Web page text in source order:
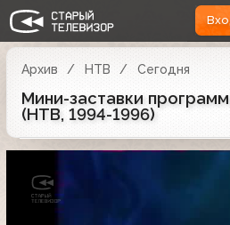
Архив НТВ Сегодня
Мини-заставки
(НТВ, 1994-1996)